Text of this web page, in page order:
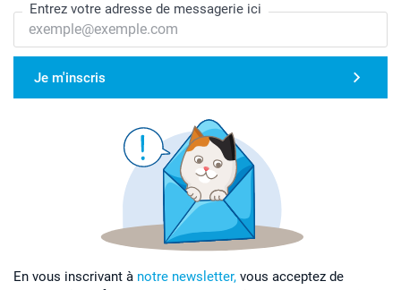
Entrez votre adresse de messagerie ici
Je m'inscris
En vous inscrivant à notre newsletter, vous acceptez de